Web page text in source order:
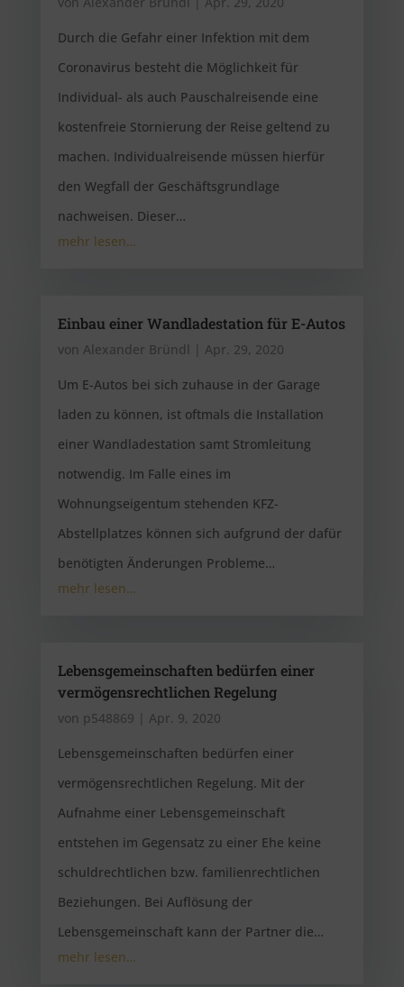
Durch die Gefahr einer Infektion mit dem
Coronavirus besteht die Möglichkeit für
Individual- als auch Pauschalreisende eine
kostenfreie Stornierung der Reise geltend zu
machen. Individualreisende müssen hierfür
den Wegfall der Geschäftsgrundlage
nachweisen. Dieser…
mehr lesen…
Einbau einer Wandladestation für E-Autos
von Alexander Bründl Apr. 29, 2020
Um E-Autos bei sich zuhause in der Garage
laden zu können, ist oftmals die Installation
einer Wandladestation samt Stromleitung
notwendig. Im Falle eines im
Wohnungseigentum stehenden KFZ-
Abstellplatzes können sich aufgrund der dafür
benötigten Änderungen Probleme…
mehr lesen…
Lebensgemeinschaften bedürfen einer
vermögensrechtlichen Regelung
von p548869 Apr. 9, 2020
Lebensgemeinschaften bedürfen einer
vermögensrechtlichen Regelung. Mit der
Aufnahme einer Lebensgemeinschaft
entstehen im Gegensatz zu einer Ehe keine
schuldrechtlichen bzw. familienrechtlichen
Beziehungen. Bei Auflösung der
Lebensgemeinschaft kann der Partner die…
mehr lesen…